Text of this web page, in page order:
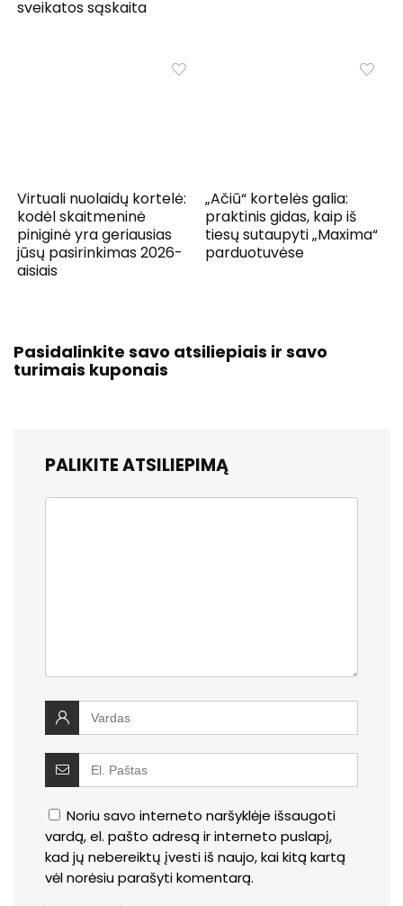
sveikatos sąskaita
Virtuali nuolaidų kortelė:
kodėl skaitmeninė
piniginė yra geriausias
jūsų pasirinkimas 2026-
aisiais
„Ačiū“ kortelės galia:
praktinis gidas, kaip iš
tiesų sutaupyti „Maxima“
parduotuvėse
Pasidalinkite savo atsiliepiais ir savo
turimais kuponais
PALIKITE ATSILIEPIMĄ
Noriu savo interneto naršyklėje išsaugoti
vardą, el. pašto adresą ir interneto puslapį,
kad jų nebereiktų įvesti iš naujo, kai kitą kartą
vėl norėsiu parašyti komentarą.